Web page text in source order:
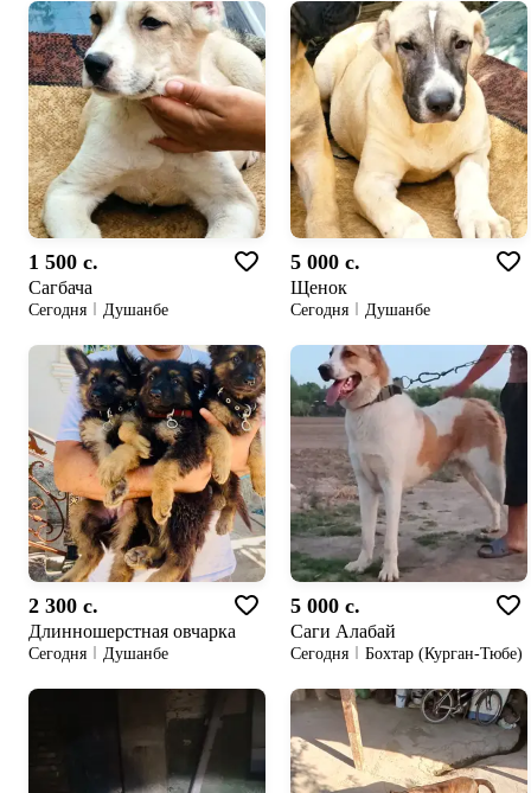
1 500 c.
Cагбача
Сегодня Душанбе
5 000 c.
Щенок
Сегодня Душанбе
2 300 c.
Длинношерстная овчарка
Сегодня Душанбе
5 000 c.
Саги Алабай
Сегодня Бохтар (Курган-Тюбе)